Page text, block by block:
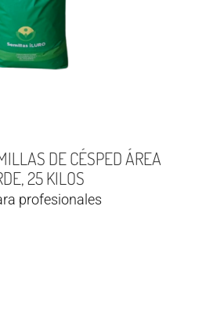
DE CÉSPED ÁREA
25 KILOS
profesionales